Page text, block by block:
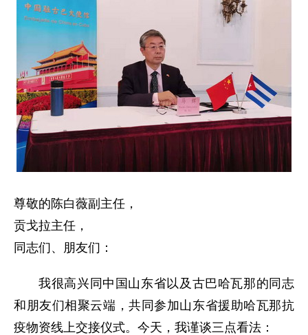
尊敬的陈白薇副主任，
贡戈拉主任，
同志们、朋友们：
我很高兴同中国山东省以及古巴哈瓦那的同志
和朋友们相聚云端，共同参加山东省援助哈瓦那抗
疫物资线上交接仪式。今天，我谨谈三点看法：